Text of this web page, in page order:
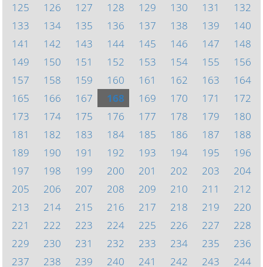
125
126 127 128 129 130 131
132
133
134 135 136 137 138 139
140
141
142 143 144 145 146 147
148
149
150 151 152 153 154 155
156
157
158 159 160 161 162 163
164
165
166 167 168 169 170 171
172
173
174 175 176 177 178 179
180
181
182 183 184 185 186 187
188
189
190 191 192 193 194 195
196
197
198 199 200 201 202 203
204
205
206 207 208 209 210 211
212
213
214 215 216 217 218 219
220
221
222 223 224 225 226 227
228
229
230 231 232 233 234 235
236
237
238 239 240 241 242 243
244